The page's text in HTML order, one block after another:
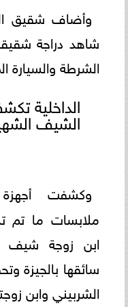
وأضاف شقيق
شاهد دراجة
الشرطة والسيارة
الداخلية
الشيف
وكشفت
ملابسات ما تم
ابن زوجة شيف
سائقها بالجيزة
الشربيني وابن